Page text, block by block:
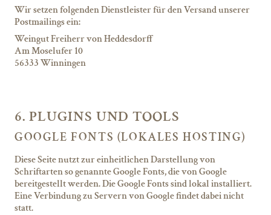
Wir setzen folgenden Dienstleister für den Versand unserer
Postmailings ein:
Weingut Freiherr von Heddesdorff
Am Moselufer 10
56333 Winningen
6. PLUGINS UND TOOLS
GOOGLE FONTS (LOKALES HOSTING)
Diese Seite nutzt zur einheitlichen Darstellung von
Schriftarten so genannte Google Fonts, die von Google
bereitgestellt werden. Die Google Fonts sind lokal installiert.
Eine Verbindung zu Servern von Google findet dabei nicht
statt.